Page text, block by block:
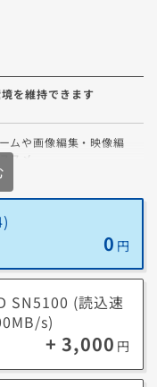
を維持できます
ムや画像編集・映像編
スメ
レイしたり、クリエイ
メディアを扱う場合に
量を気にせず思うまま
量です
でしたが、映像描写や
容量のゲームも存在しま
びましょう。
0 円
SN5100 (読込速
s)
+ 3,000 円